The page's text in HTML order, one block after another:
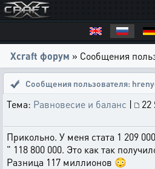
Xcraft форум » Сообщения
Сообщения пользователя:
Тема: Равновесие и баланс |
22
Прикольно. У меня стата 1 209
" 118 800 000. Это как так
Разница 117 миллионов 😳